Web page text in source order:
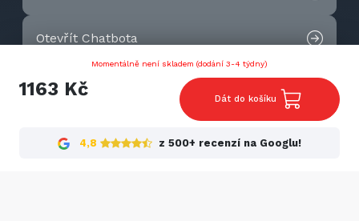
Momentálně není skladem (dodání 3-4 týdny)
1163 Kč Dát do košíku
4,8 z 500+ recenzí na Googlu!
Otevřít Chatbota
Kontaktujte nás